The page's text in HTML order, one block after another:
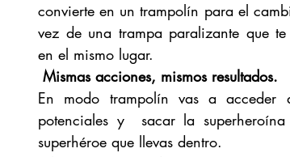
convierte en un trampolín para el
vez de una trampa paralizante que
en el mismo lugar.
Mismas acciones, mismos resultados.
En modo trampolín vas a acceder
potenciales y  sacar la
superhéroe que llevas dentro.